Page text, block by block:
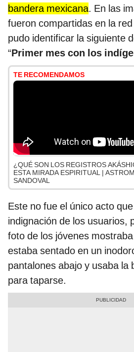
bandera mexicana. En las
fueron compartidas en la
pudo identificar la siguiente
“Primer mes con los
TE RECOMENDAMOS
¿QUÉ SON LOS REGISTROS
ESTA MIRADA ESPIRITUAL |
SANDOVAL
Este no fue el único acto
indignación de los usuarios,
foto de los jóvenes
estaba sentado en un
pantalones abajo y usaba la
para taparse.